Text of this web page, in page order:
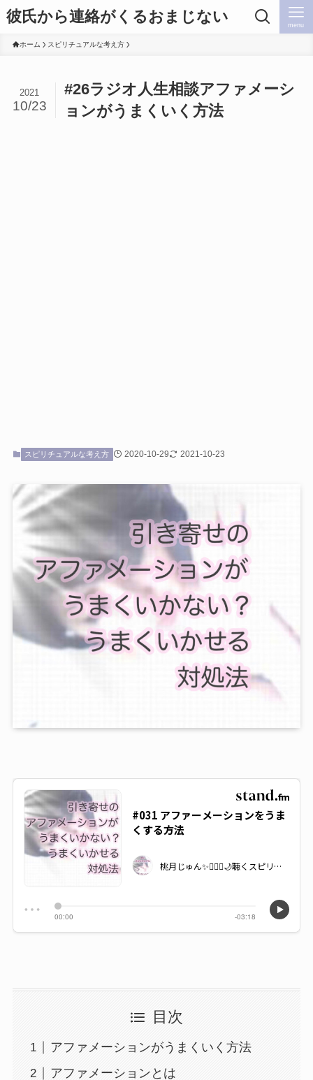
彼氏から連絡がくるおまじない menu
ホーム スピリチュアルな考え方
#26ラジオ人生相談アファメーシ
ョンがうまくいく方法
2021
10/23
スピリチュアルな考え方 2020-10-29 2021-10-23
目次
アファメーションがうまくいく方法
アファメーションとは